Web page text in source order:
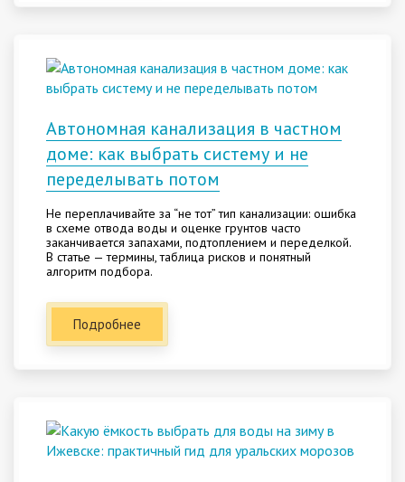
Автономная канализация в частном
доме: как выбрать систему и не
переделывать потом
Не переплачивайте за “не тот” тип канализации: ошибка
в схеме отвода воды и оценке грунтов часто
заканчивается запахами, подтоплением и переделкой.
В статье — термины, таблица рисков и понятный
алгоритм подбора.
Подробнее